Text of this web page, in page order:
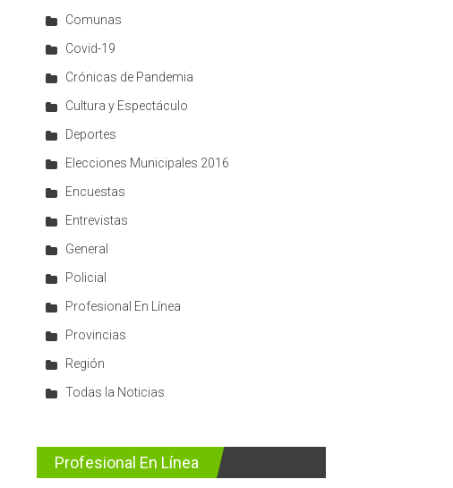
Comunas
Covid-19
Crónicas de Pandemia
Cultura y Espectáculo
Deportes
Elecciones Municipales 2016
Encuestas
Entrevistas
General
Policial
Profesional En Línea
Provincias
Región
Todas la Noticias
Profesional En Línea